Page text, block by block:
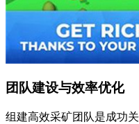
团队建设与效率优化
组建高效采矿团队是成功